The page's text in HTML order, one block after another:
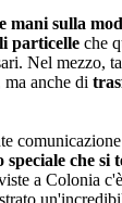
mani sulla
particelle che
Nel mezzo,
anche di
che si
a Colonia